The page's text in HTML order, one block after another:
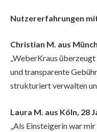
Nutzererfahrungen
Christian M. aus
„WeberKraus
und transparente
strukturiert verwalten
Laura M. aus Köln, 28
„Als Einsteigerin war